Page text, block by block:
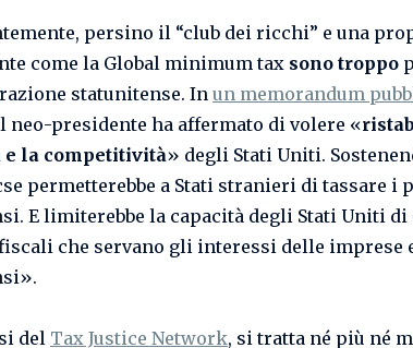
persino il “club dei ricchi” e una
come la Global minimum tax sono troppo
statunitense. Inun memorandum
neo-presidente ha affermato di volere «
e la competitività» degli Stati Uniti.
permetterebbe a Stati stranieri di tassare i
E limiterebbe la capacità degli Stati Uniti di
che servano gli interessi delle imprese
del Tax Justice Network, si tratta né più né